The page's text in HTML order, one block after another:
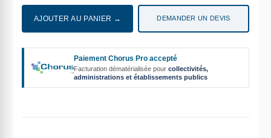
AJOUTER AU PANIER → DEMANDER UN DEVIS
Paiement Chorus Pro accepté
Facturation dématérialisée pour collectivités,
administrations et établissements publics